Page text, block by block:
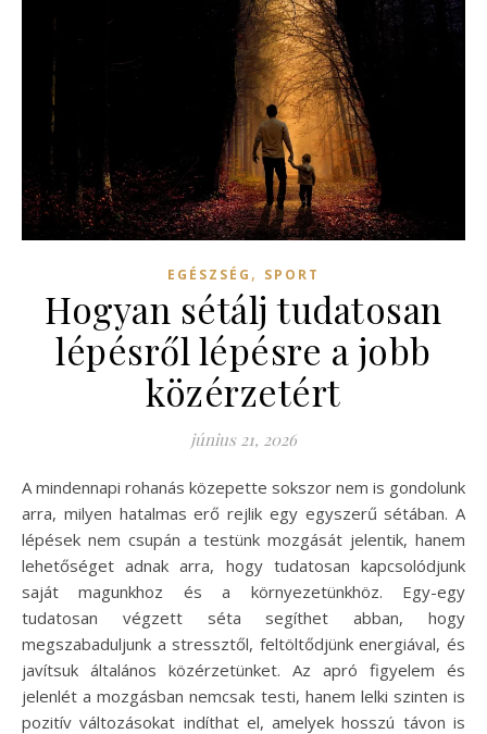
EGÉSZSÉG , SPORT
Hogyan sétálj tudatosan
lépésről lépésre a jobb
közérzetért
június 21, 2026
A mindennapi rohanás közepette sokszor nem is gondolunk
arra, milyen hatalmas erő rejlik egy egyszerű sétában. A
lépések nem csupán a testünk mozgását jelentik, hanem
lehetőséget adnak arra, hogy tudatosan kapcsolódjunk
saját magunkhoz és a környezetünkhöz. Egy-egy
tudatosan végzett séta segíthet abban, hogy
megszabaduljunk a stressztől, feltöltődjünk energiával, és
javítsuk általános közérzetünket. Az apró figyelem és
jelenlét a mozgásban nemcsak testi, hanem lelki szinten is
pozitív változásokat indíthat el, amelyek hosszú távon is